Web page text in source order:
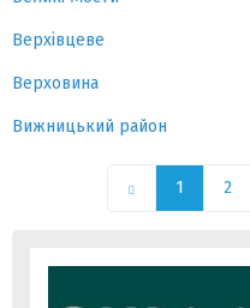
Верхівцеве
Верховина
Вижницький район
1 2